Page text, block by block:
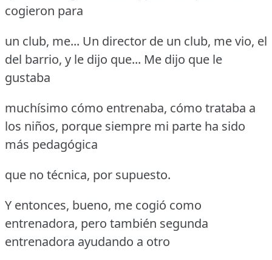
cogieron para
un club, me... Un director de un club, me vio, el
del barrio, y le dijo que... Me dijo que le
gustaba
muchísimo cómo entrenaba, cómo trataba a
los niños, porque siempre mi parte ha sido
más pedagógica
que no técnica, por supuesto.
Y entonces, bueno, me cogió como
entrenadora, pero también segunda
entrenadora ayudando a otro